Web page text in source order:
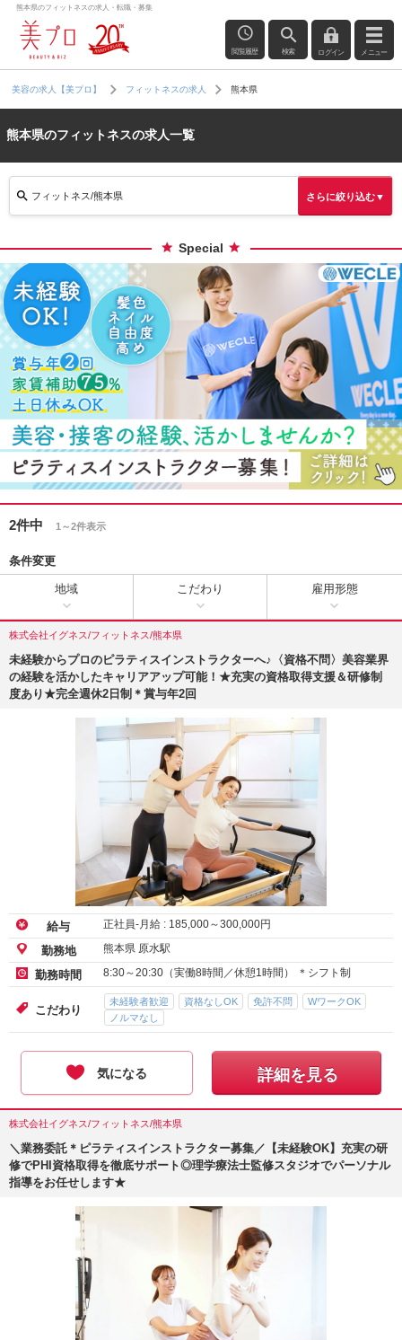
熊本県のフィットネスの求人・転職・募集
閲覧履歴 検索 ログイン メニュー
美容の求人【美プロ】 フィットネスの求人 熊本県
熊本県のフィットネスの求人一覧
フィットネス/熊本県 さらに絞り込む▼
Special
2件中 1～2件表示
条件変更
地域 こだわり 雇用形態
株式会社イグネス/フィットネス/熊本県
未経験からプロのピラティスインストラクターへ♪〈資格不問〉美容業界
の経験を活かしたキャリアアップ可能！★充実の資格取得支援＆研修制
度あり★完全週休2日制＊賞与年2回
給与 正社員-月給 : 185,000～300,000円
勤務地 熊本県 原水駅
勤務時間 8:30～20:30（実働8時間／休憩1時間） ＊シフト制
こだわり
未経験者歓迎 資格なしOK 免許不問
WワークOK
ノルマなし
気になる 詳細を見る
株式会社イグネス/フィットネス/熊本県
＼業務委託＊ピラティスインストラクター募集／【未経験OK】充実の研
修でPHI資格取得を徹底サポート◎理学療法士監修スタジオでパーソナル
指導をお任せします★